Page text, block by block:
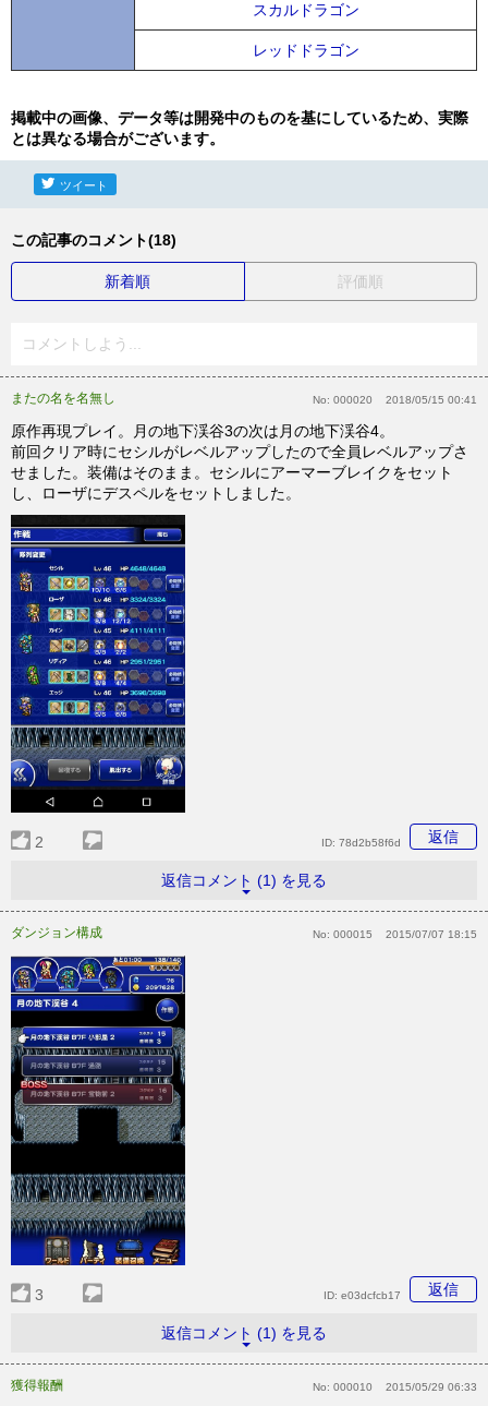
スカルドラゴン
レッドドラゴン
掲載中の画像、データ等は開発中のものを基にしているため、実際
とは異なる場合がございます。
ツイート
この記事のコメント(18)
新着順 評価順
コメントしよう...
またの名を名無し No: 000020 2018/05/15 00:41
原作再現プレイ。月の地下渓谷3の次は月の地下渓谷4。
前回クリア時にセシルがレベルアップしたので全員レベルアップさ
せました。装備はそのまま。セシルにアーマーブレイクをセット
し、ローザにデスペルをセットしました。
2 返信
ID: 78d2b58f6d
返信コメント (1) を見る
ダンジョン構成 No: 000015 2015/07/07 18:15
3 返信
ID: e03dcfcb17
返信コメント (1) を見る
獲得報酬 No: 000010 2015/05/29 06:33